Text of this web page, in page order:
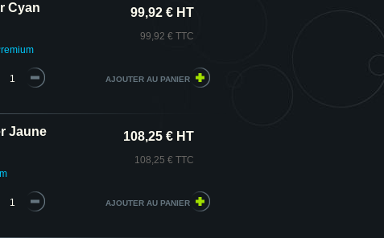
Cyan 99,92 € HT
99,92 € TTC
Jaune 108,25 € HT
108,25 € TTC